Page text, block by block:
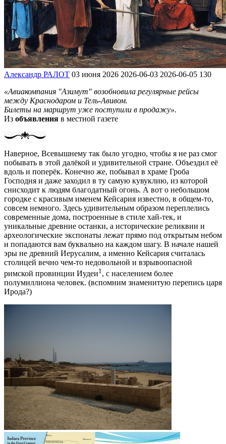
Александр РАЛОТ 03 июня 2026 2026-06-03 2026-06-05 130
«Авиакомпания "Азимут" возобновила регулярные рейсы
между Краснодаром и Тель-Авивом.
Билеты на маршрут уже поступили в продажу».
Из объявления в местной газете
Наверное, Всевышнему так было угодно, чтобы я не раз смог
побывать в этой далёкой и удивительной стране. Объездил её
вдоль и поперёк. Конечно же, побывал в храме Гроба
Господня и даже заходил в ту самую кувуклию, из которой
снисходит к людям благодатный огонь. А вот о небольшом
городке с красивым именем Кейсария известно, в общем-то,
совсем немного. Здесь удивительным образом переплелись
современные дома, построенные в стиле хай-тек, и
уникальные древние останки, а исторические реликвии и
археологические экспонаты лежат прямо под открытым небом
и попадаются вам буквально на каждом шагу. В начале нашей
эры не древний Иерусалим, а именно Кейсария считалась
столицей вечно чем-то недовольной и взрывоопасной
римской провинции Иудеи1 , с населением более
полумиллиона человек. (вспомним знаменитую перепись царя
Ирода?)